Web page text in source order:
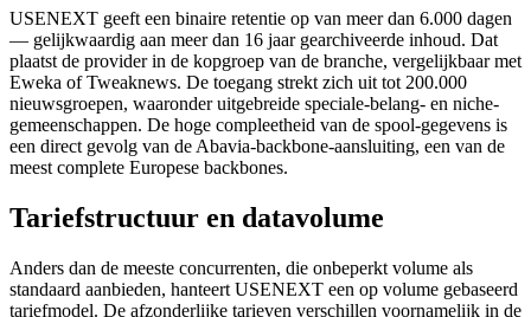
USENEXT geeft een binaire retentie op van meer dan 6.000 dagen
— gelijkwaardig aan meer dan 16 jaar gearchiveerde inhoud. Dat
plaatst de provider in de kopgroep van de branche, vergelijkbaar met
Eweka of Tweaknews. De toegang strekt zich uit tot 200.000
nieuwsgroepen, waaronder uitgebreide speciale-belang- en niche-
gemeenschappen. De hoge compleetheid van de spool-gegevens is
een direct gevolg van de Abavia-backbone-aansluiting, een van de
meest complete Europese backbones.
Tariefstructuur en datavolume
Anders dan de meeste concurrenten, die onbeperkt volume als
standaard aanbieden, hanteert USENEXT een op volume gebaseerd
tariefmodel. De afzonderlijke tarieven verschillen voornamelijk in de